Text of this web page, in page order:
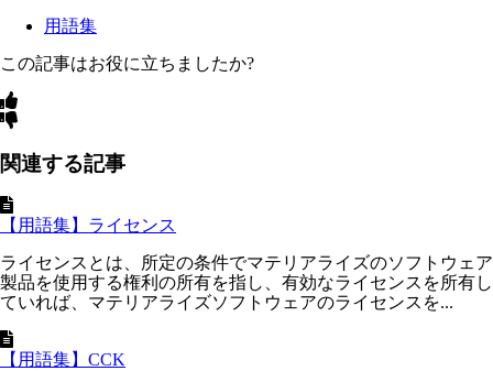
用語集
この記事はお役に立ちましたか?
関連する記事
【用語集】ライセンス
ライセンスとは、所定の条件でマテリアライズのソフトウェア
製品を使用する権利の所有を指し、有効なライセンスを所有し
ていれば、マテリアライズソフトウェアのライセンスを...
【用語集】CCK